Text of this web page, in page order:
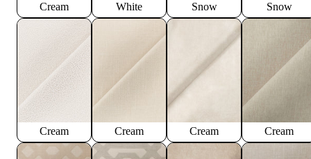
Cream White Snow Snow
Cream Cream Cream Cream